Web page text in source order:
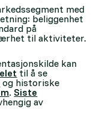
med
beliggenhet
på
til aktiviteter.
kan
til å se
og historiske
.Siste
av